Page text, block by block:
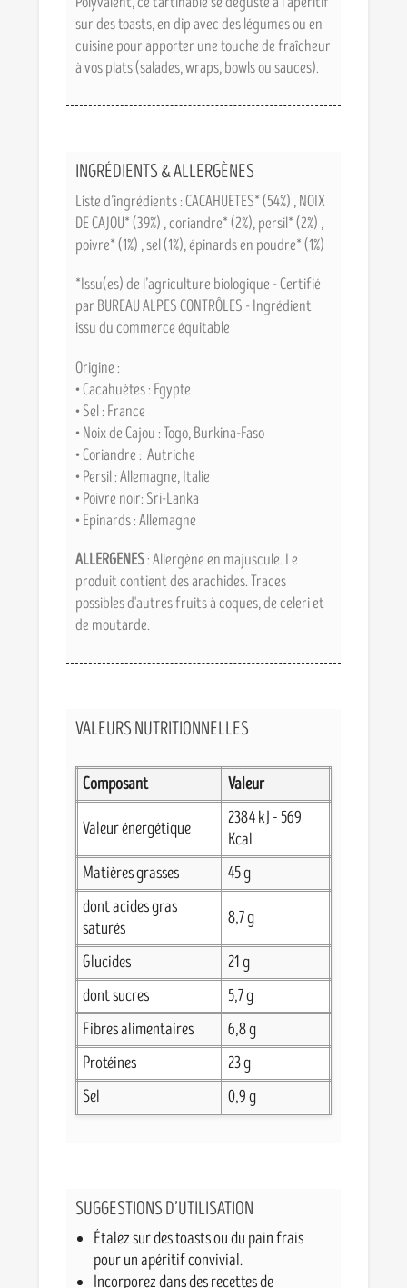
sur des toasts, en dip avec des légumes ou en
cuisine pour apporter une touche de fraîcheur
à vos plats (salades, wraps, bowls ou sauces).
INGRÉDIENTS & ALLERGÈNES
Liste d’ingrédients : CACAHUETES* (54%) , NOIX
DE CAJOU* (39%) , coriandre* (2%), persil* (2%) ,
poivre* (1%) , sel (1%), épinards en poudre* (1%)
*Issu(es) de l’agriculture biologique - Certifié
par BUREAU ALPES CONTRÔLES - Ingrédient
issu du commerce équitable
Origine :
• Cacahuètes : Egypte
• Sel : France
• Noix de Cajou : Togo, Burkina-Faso
• Coriandre : Autriche
• Persil : Allemagne, Italie
• Poivre noir: Sri-Lanka
• Epinards : Allemagne
ALLERGENES: Allergène en majuscule. Le
produit contient des arachides. Traces
possibles d'autres fruits à coques, de celeri et
de moutarde.
VALEURS NUTRITIONNELLES
Composant Valeur
Valeur énergétique
2384 kJ - 569
Kcal
Matières grasses
45 g
dont acides gras
saturés
8,7 g
Glucides
21 g
dont sucres
5,7 g
Fibres alimentaires
6,8 g
Protéines
23 g
Sel
0,9 g
SUGGESTIONS D’UTILISATION
Étalez sur des toasts ou du pain frais
pour un apéritif convivial.
Incorporez dans des recettes de